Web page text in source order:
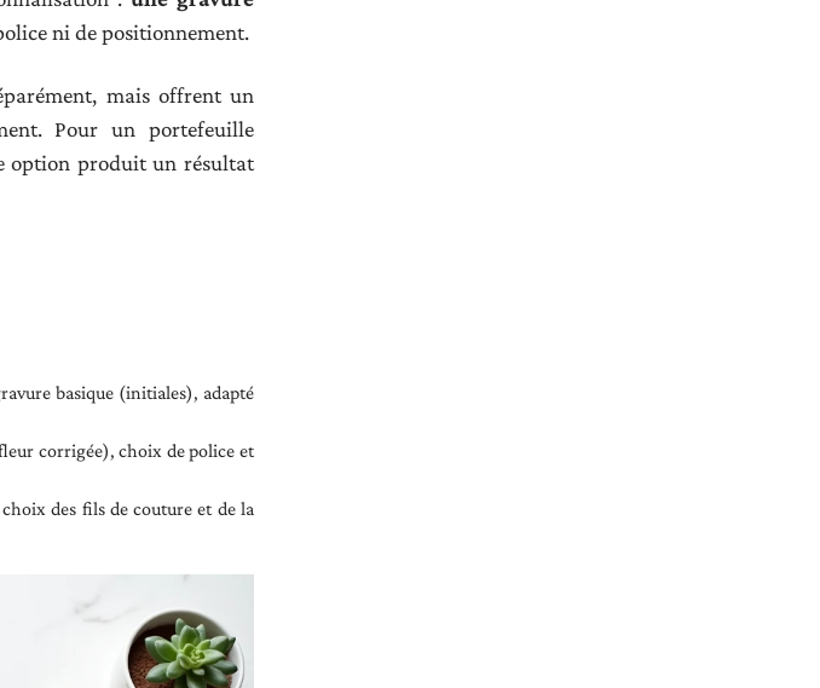
ni de positionnement.
mais offrent un
Pour un portefeuille
option produit un résultat
basique (initiales), adapté
corrigée), choix de police et
des fils de couture et de la